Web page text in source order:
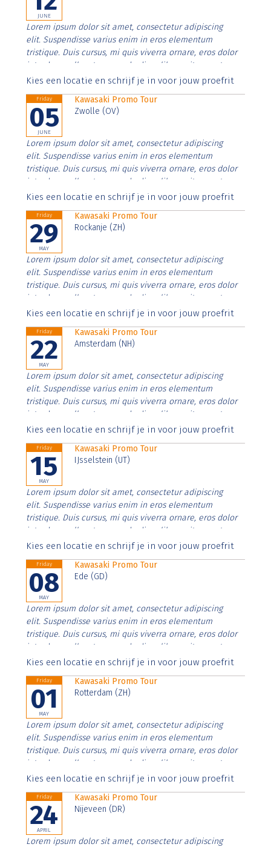
JUNE
Lorem ipsum dolor sit amet, consectetur adipiscing
elit. Suspendisse varius enim in eros elementum
tristique. Duis cursus, mi quis viverra ornare, eros dolor
interdum nulla, ut commodo diam libero vitae erat.
Aenean faucibus nibh et justo cursus id rutrum lorem
Kies een locatie en schrijf je in voor jouw proefrit
Friday
05
JUNE
Kawasaki Promo Tour
Zwolle (OV)
Lorem ipsum dolor sit amet, consectetur adipiscing
elit. Suspendisse varius enim in eros elementum
tristique. Duis cursus, mi quis viverra ornare, eros dolor
interdum nulla, ut commodo diam libero vitae erat.
Aenean faucibus nibh et justo cursus id rutrum lorem
Kies een locatie en schrijf je in voor jouw proefrit
Friday
29
MAY
Kawasaki Promo Tour
Rockanje (ZH)
Lorem ipsum dolor sit amet, consectetur adipiscing
elit. Suspendisse varius enim in eros elementum
tristique. Duis cursus, mi quis viverra ornare, eros dolor
interdum nulla, ut commodo diam libero vitae erat.
Aenean faucibus nibh et justo cursus id rutrum lorem
Kies een locatie en schrijf je in voor jouw proefrit
Friday
22
MAY
Kawasaki Promo Tour
Amsterdam (NH)
Lorem ipsum dolor sit amet, consectetur adipiscing
elit. Suspendisse varius enim in eros elementum
tristique. Duis cursus, mi quis viverra ornare, eros dolor
interdum nulla, ut commodo diam libero vitae erat.
Aenean faucibus nibh et justo cursus id rutrum lorem
Kies een locatie en schrijf je in voor jouw proefrit
Friday
15
MAY
Kawasaki Promo Tour
IJsselstein (UT)
Lorem ipsum dolor sit amet, consectetur adipiscing
elit. Suspendisse varius enim in eros elementum
tristique. Duis cursus, mi quis viverra ornare, eros dolor
interdum nulla, ut commodo diam libero vitae erat.
Aenean faucibus nibh et justo cursus id rutrum lorem
Kies een locatie en schrijf je in voor jouw proefrit
Friday
08
MAY
Kawasaki Promo Tour
Ede (GD)
Lorem ipsum dolor sit amet, consectetur adipiscing
elit. Suspendisse varius enim in eros elementum
tristique. Duis cursus, mi quis viverra ornare, eros dolor
interdum nulla, ut commodo diam libero vitae erat.
Aenean faucibus nibh et justo cursus id rutrum lorem
Kies een locatie en schrijf je in voor jouw proefrit
Friday
01
MAY
Kawasaki Promo Tour
Rotterdam (ZH)
Lorem ipsum dolor sit amet, consectetur adipiscing
elit. Suspendisse varius enim in eros elementum
tristique. Duis cursus, mi quis viverra ornare, eros dolor
interdum nulla, ut commodo diam libero vitae erat.
Aenean faucibus nibh et justo cursus id rutrum lorem
Kies een locatie en schrijf je in voor jouw proefrit
Friday
24
APRIL
Kawasaki Promo Tour
Nijeveen (DR)
Lorem ipsum dolor sit amet, consectetur adipiscing